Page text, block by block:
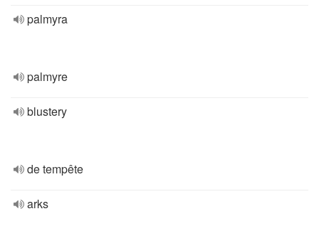
palmyra
palmyre
blustery
de tempête
arks